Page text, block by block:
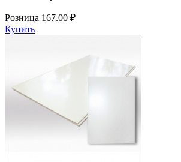
Розница 167.00 ₽
Купить